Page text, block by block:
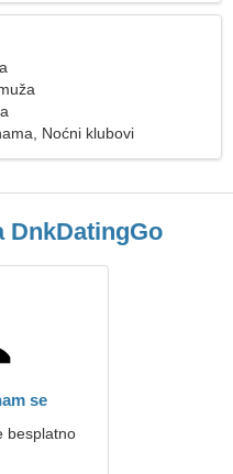
Noćni klubovi
DnkDatingGo
se
besplatno